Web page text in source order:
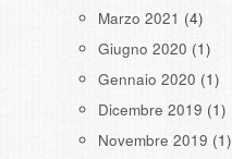
Marzo 2021 (4)
Giugno 2020 (1)
Gennaio 2020 (1)
Dicembre 2019 (1)
Novembre 2019 (1)